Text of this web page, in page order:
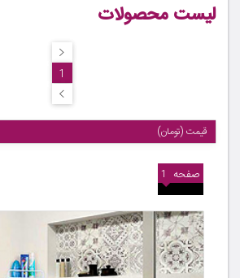
لیست محصولات
1
قیمت (تومان)
صفحه 1